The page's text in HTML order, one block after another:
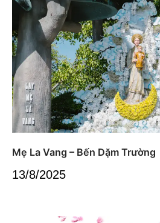
Mẹ La Vang – Bến Dặm Trường
13/8/2025